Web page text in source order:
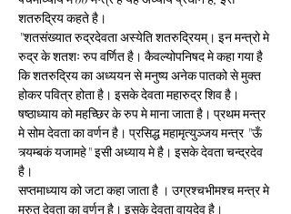
शतरुद्रिय कहते है।
"शतसंख्यात रुद्रदेवता अस्येति शतरुद्रियम्। इन मन्त्रो मे
रुद्र के शतशः रुप वर्णित है। कैवल्योपनिषद मे कहा गया है
कि शतरुद्रिय का अध्ययन से मनुष्य अनेक पातको से मुक्त
होकर पवित्र होता है। इसके देवता महारुद्र शिव है।
षष्ठाध्याय को महच्छिर के रुप मे माना जाता है। प्रथम मन्त्र
मे सोम देवता का वर्णन है। प्रसिद्ध महामृत्युञ्जय मन्त्र "ऊँ
त्र्यम्बकं यजामहे" इसी अध्याय मे है। इसके देवता चन्द्रदेव
है।
सप्तमाध्याय को जटा कहा जाता है । उग्रश्चभीमश्च मन्त्र मे
मरुत् देवता का वर्णन है। इसके देवता वायुदेव है।